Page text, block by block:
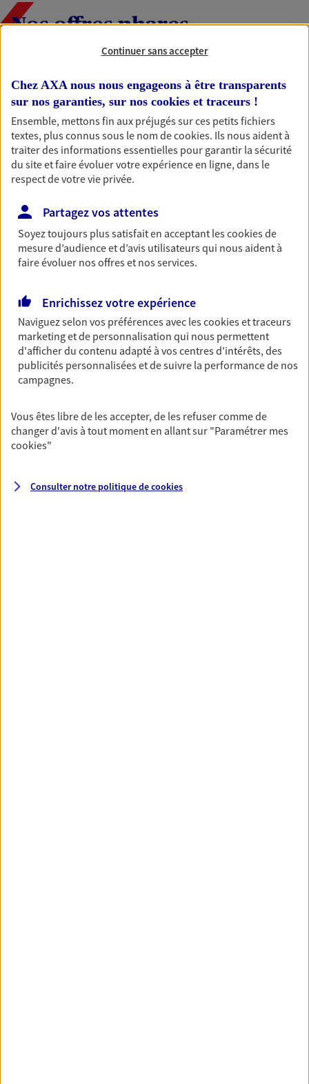
Nos offres phares
Épargne
Réalisez vos projets grâce à votre épargne : achat
immobilier, études des enfants ou voyage autour
du monde… Épargnez à votre rythme et
simplement, selon votre profil.
Découvrir les offres Épargne
Retraite
Préparez sereinement ce nouveau chapitre de
votre vie avec les conseils d'un expert. Découvrez
notre solution PER (Plan Epargne Retraite)
Découvrir l'offre Retraite
Prévoyance
Pour un avenir serein, assurez-vous avec notre
contrat prévoyance. Préservez vos proches en cas
garanties incapacité temporaire totale de travail,
invalidité ou de décès.
Continuer sans accepter
Chez AXA nous nous engageons à être transparents
sur nos garanties, sur nos cookies et traceurs !
Ensemble, mettons fin aux préjugés sur ces petits fichiers
textes, plus connus sous le nom decookies. Ils nous aident à
traiter des informations essentielles pour garantir la sécurité
du site et faire évoluer votre expérience en ligne, dans le
respect de votre vie privée.
Partagez vos attentes
Soyez toujours plus satisfait en acceptant lescookiesde
mesure d’audience et d’avis utilisateurs qui nous aident à
faire évoluer nos offres et nos services.
Enrichissez votre expérience
Naviguez selon vos préférences avec lescookies et traceurs
marketing et de personnalisation qui nous permettent
d'afficher du contenu adapté à vos centres d'intérêts, des
publicités personnalisées et de suivre la performance de nos
campagnes.
Vous êtes libre de les accepter, de les refuser comme de
changer d'avis à tout moment en allant sur "Paramétrer mes
cookies"
Consulter notre politique decookies